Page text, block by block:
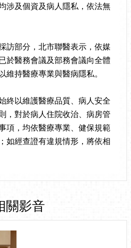
涉及個資及病人隱私，依法無
訪部分，北市聯醫表示，依媒
於醫務會議及部務會議向全體
維持醫療專業與醫病隱私。
終以維護醫療品質、病人安全
，對於病人住院收治、病房管
項，均依醫療專業、健保規範
如經查證有違規情形，將依相
關影音